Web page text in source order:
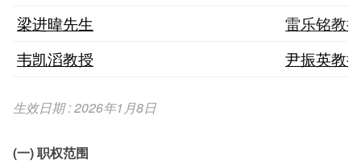
梁进暐先生
雷乐铭教授
韦凯滔教授
尹振英教授
生效日期 : 2026年1月8日
(一) 职权范围